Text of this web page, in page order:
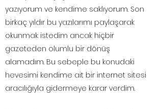
yazıyorum ve kendime saklıyorum. Son
birkaç yıldır bu yazılarımı paylaşarak
okunmak istedim ancak hiçbir
gazeteden olumlu bir dönüş
alamadım. Bu sebeple bu konudaki
hevesimi kendime ait bir internet sitesi
aracılığıyla gidermeye karar verdim.